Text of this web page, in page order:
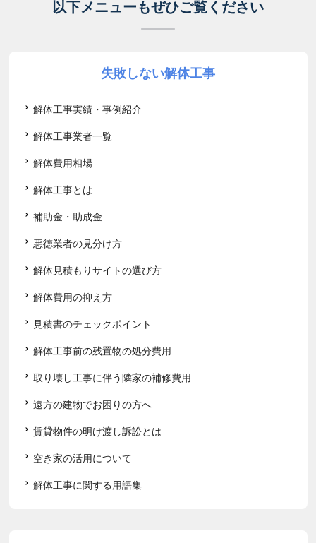
以下メニューもぜひご覧ください
失敗しない解体工事
解体工事実績・事例紹介
解体工事業者一覧
解体費用相場
解体工事とは
補助金・助成金
悪徳業者の見分け方
解体見積もりサイトの選び方
解体費用の抑え方
見積書のチェックポイント
解体工事前の残置物の処分費用
取り壊し工事に伴う隣家の補修費用
遠方の建物でお困りの方へ
賃貸物件の明け渡し訴訟とは
空き家の活用について
解体工事に関する用語集